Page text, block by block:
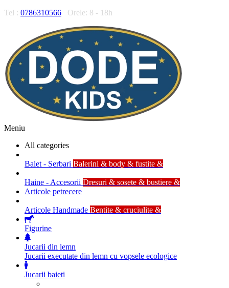
Tel : 0786310566 Orele: 8 - 18h
Meniu
All categories
Balet - Serbari Balerini & body & fustite &
Haine - Accesorii Dresuri & sosete & bustiere &
Articole petrecere
Articole Handmade Bentite & cruciulite &
Figurine
Jucarii din lemn
Jucarii executate din lemn cu vopsele ecologice
Jucarii baieti